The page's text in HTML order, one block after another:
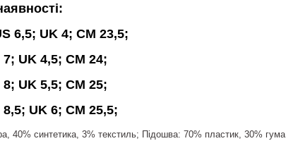
6,5; UK 4; CM 23,5;
7; UK 4,5; CM 24;
8; UK 5,5; CM 25;
8,5; UK 6; CM 25,5;
40% синтетика, 3% текстиль; Пiдошва: 70% пластик, 30% гума